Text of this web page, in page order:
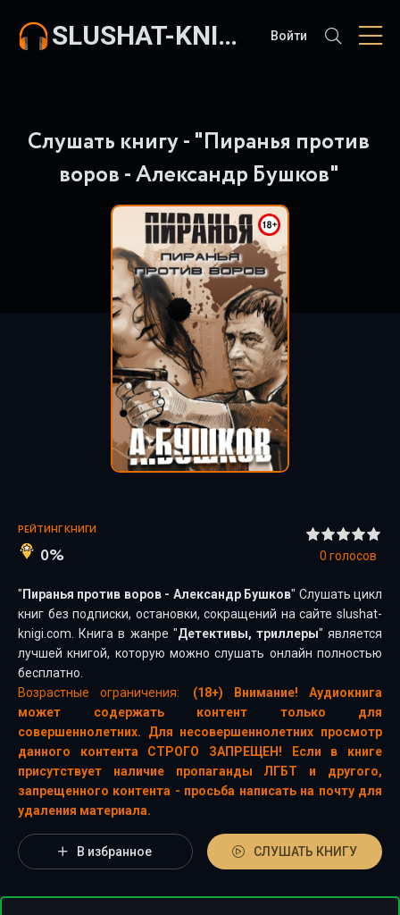
SLUSHAT-KNIGI.COM Войти
Слушать книгу - "Пиранья против
воров - Александр Бушков"
РЕЙТИНГ КНИГИ
0% 0 голосов
" Пиранья против воров - Александр Бушков" Слушать цикл
книг без подписки, остановки, сокращений на сайте slushat-
knigi.com. Книга в жанре "Детективы, триллеры" является
лучшей книгой, которую можно слушать онлайн полностью
бесплатно.
Возрастные ограничения:
(18+) Внимание! Аудиокнига
может содержать контент только для
совершеннолетних. Для несовершеннолетних просмотр
данного контента СТРОГО ЗАПРЕЩЕН! Если в книге
присутствует наличие пропаганды ЛГБТ и другого,
запрещенного контента - просьба написать на почту для
удаления материала.
В избранное СЛУШАТЬ КНИГУ